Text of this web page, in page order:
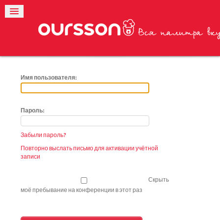
Имя пользователя:
Пароль:
Забыли пароль?
Повторно выслать письмо для активации учётной
записи
Скрыть
моё пребывание на конференции в этот раз